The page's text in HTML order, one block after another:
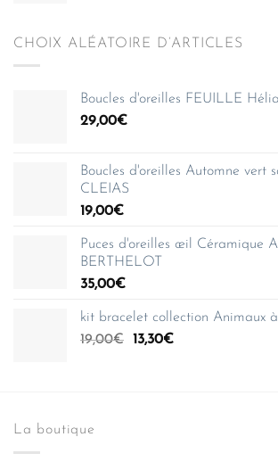
CHOIX ALÉATOIRE D’ARTICLES
Boucles d'oreilles FEUILLE
29,00€
Boucles d'oreilles Automne vert
CLEIAS
19,00€
Puces d'oreilles œil Céramique
BERTHELOT
35,00€
kit bracelet collection Animaux
19,00€
Le
13,30€Le
La boutique